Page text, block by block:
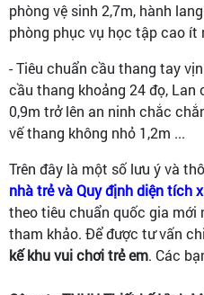
phòng vệ sinh 2,7m, hành
phòng phục vụ học tập cao ít
- Tiêu chuẩn cầu thang tay
cầu thang khoảng 24 đọ, Lan
0,9m trở lên an ninh chắc
vế thang không nhỏ 1,2m ...
Trên đây là một số lưu ý và
nhà trẻ và Quy định diện tích
theo tiêu chuẩn quốc gia mới
tham khảo. Để được tư vấn
kế khu vui chơi trẻ em. Các